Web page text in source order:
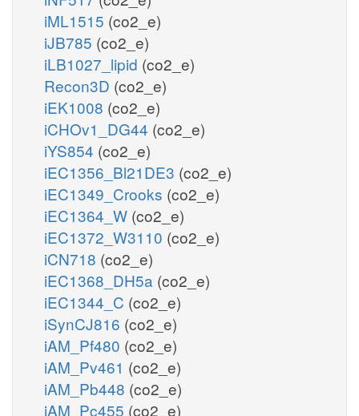
iML1515 (co2_e)
iJB785 (co2_e)
iLB1027_lipid (co2_e)
Recon3D (co2_e)
iEK1008 (co2_e)
iCHOv1_DG44 (co2_e)
iYS854 (co2_e)
iEC1356_Bl21DE3 (co2_e)
iEC1349_Crooks (co2_e)
iEC1364_W (co2_e)
iEC1372_W3110 (co2_e)
iCN718 (co2_e)
iEC1368_DH5a (co2_e)
iEC1344_C (co2_e)
iSynCJ816 (co2_e)
iAM_Pf480 (co2_e)
iAM_Pv461 (co2_e)
iAM_Pb448 (co2_e)
iAM_Pc455 (co2_e)